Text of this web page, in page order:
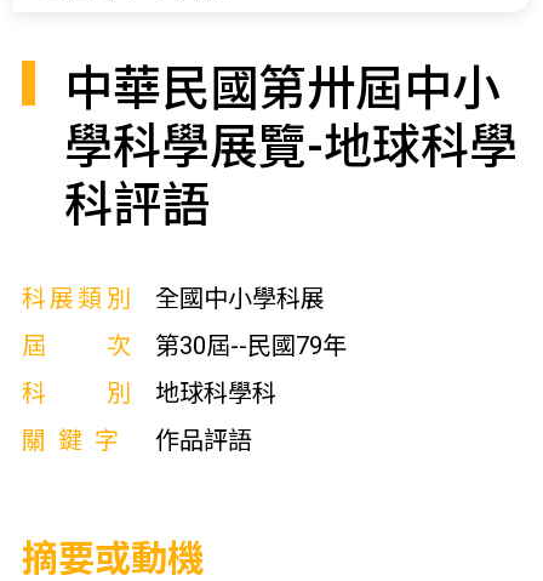
中華民國第卅屆中小
學科學展覽-地球科學
科評語
科展類別
全國中小學科展
屆次
第30屆--民國79年
科別
地球科學科
關鍵字
作品評語
摘要或動機